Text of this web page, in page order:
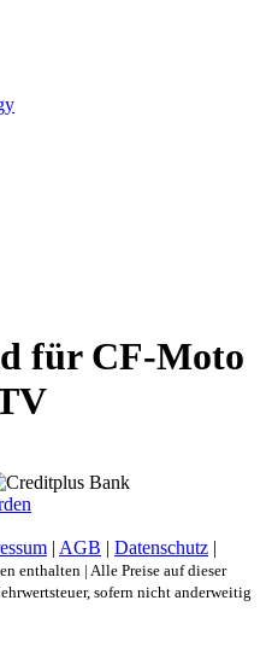
für CF-Moto
| AGB | Datenschutz |
enthalten | Alle Preise auf dieser
sofern nicht anderweitig